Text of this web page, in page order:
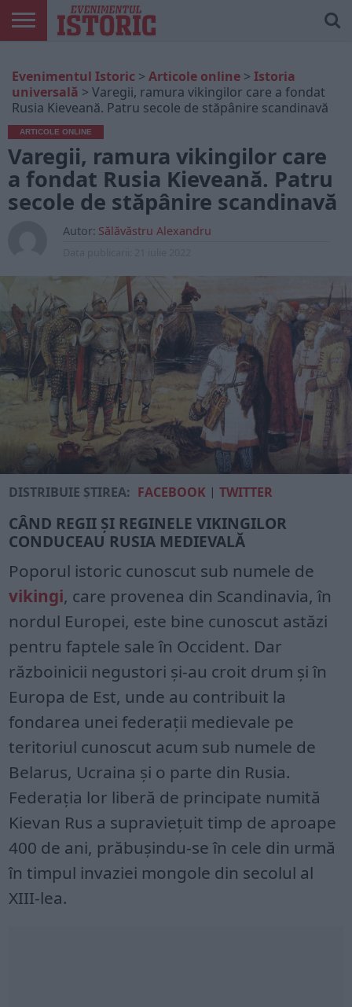
ONLINE
EDIȚII
TIPĂRITE
ISTORIC
PLAY
CONTUL
MEU
Evenimentul Istoric > Articole online > Istoria
universală > Varegii, ramura vikingilor care a fondat
Rusia Kieveană. Patru secole de stăpânire scandinavă
ARTICOLE ONLINE
Varegii, ramura vikingilor care
a fondat Rusia Kieveană. Patru
secole de stăpânire scandinavă
Autor: Sălăvăstru Alexandru
DISTRIBUIE ȘTIREA: FACEBOOK |TWITTER
CÂND REGII ȘI REGINELE VIKINGILOR
CONDUCEAU RUSIA MEDIEVALĂ
Poporul istoric cunoscut sub numele de
vikingi, care provenea din Scandinavia, în
nordul Europei, este bine cunoscut astăzi
pentru faptele sale în Occident. Dar
războinicii negustori și-au croit drum și în
Europa de Est, unde au contribuit la
fondarea unei federații medievale pe
teritoriul cunoscut acum sub numele de
Belarus, Ucraina și o parte din Rusia.
Federația lor liberă de principate numită
Kievan Rus a supraviețuit timp de aproape
400 de ani, prăbușindu-se în cele din urmă
în timpul invaziei mongole din secolul al
XIII-lea.